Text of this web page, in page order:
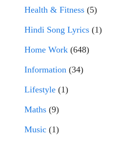
Health & Fitness (5)
Hindi Song Lyrics (1)
Home Work (648)
Information (34)
Lifestyle (1)
Maths (9)
Music (1)